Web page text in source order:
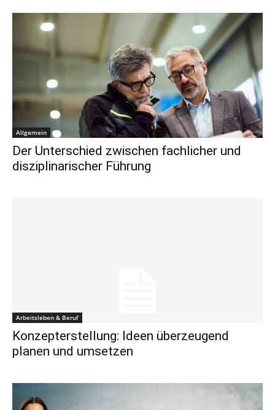
Allgemein
Der Unterschied zwischen fachlicher und
disziplinarischer Führung
Arbeitsleben & Beruf
Konzepterstellung: Ideen überzeugend
planen und umsetzen